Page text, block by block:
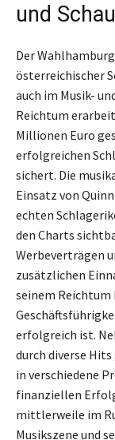
und
Der
österreichischer
auch im Musik-
Reichtum
Millionen Euro
erfolgreichen
sichert. Die
Einsatz von
echten
den Charts
Werbeverträgen
zusätzlichen
seinem Reichtum
erfolgreich ist.
durch diverse
in verschiedene
finanziellen
mittlerweile im
Musikszene und